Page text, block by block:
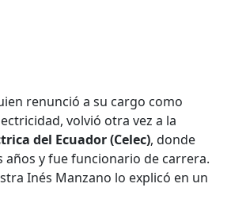
renunció a su cargo como
volvió otra vez a la
del Ecuador (Celec), donde
y fue funcionario de carrera.
Inés Manzano lo explicó en un